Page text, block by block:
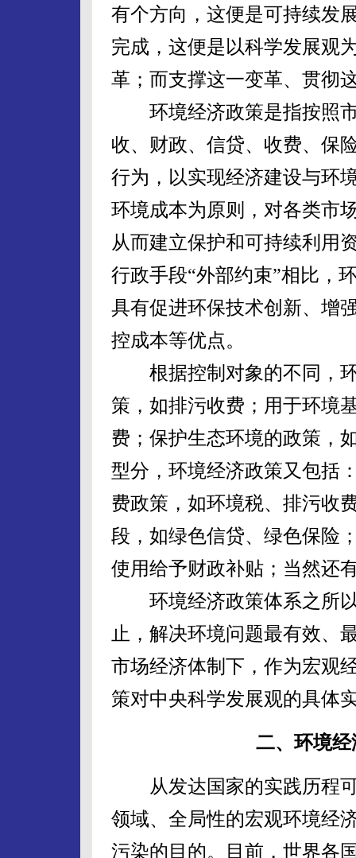
有个方向，这便是可持续发
完成，这便是以科学发展观
革；而支撑这一变革、贯彻
环境经济政策是指按照市
收、财政、信贷、收费、保
行为，以实现经济建设与环
环境成本为原则，对各类市
从而建立保护和可持续利用
行政手段“外部约束”相比，
具有促进环保技术创新、增
控成本等优点。
根据控制对象的不同，环
策，如排污收费；用于环境
费；保护生态环境的政策，
型分，环境经济政策又包括
费政策，如环境税、排污收
段，如绿色信贷、绿色保险
使用给予财政补贴；当然还
环境经济政策体系之所以
止，解决环境问题最有效、
市场经济体制下，作为宏观
策对中央科学发展观的具体
二、环境
从发达国家的实践历程可
领域、全局性的宏观环境经
污染的目的。目前，世界各